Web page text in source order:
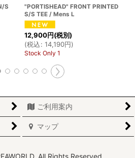
S
"PORTISHEAD" FRONT PRINTED
S/S TEE / Mens L
12,900円(税別)
(税込: 14,190円)
Stock Only 1
ご利用案内
マップ